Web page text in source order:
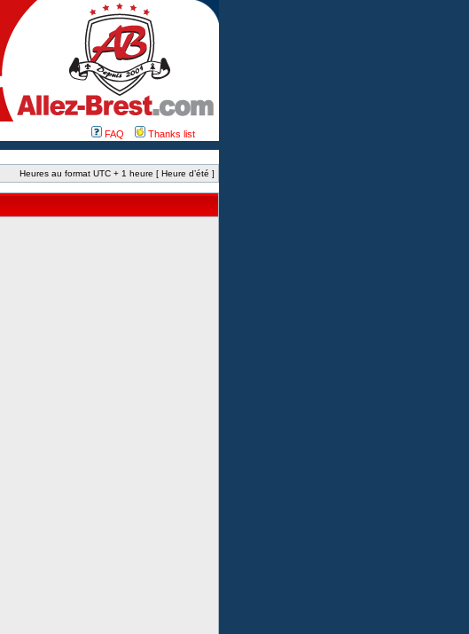
FAQ Thanks list
Heures au format UTC + 1 heure [ Heure d’été ]